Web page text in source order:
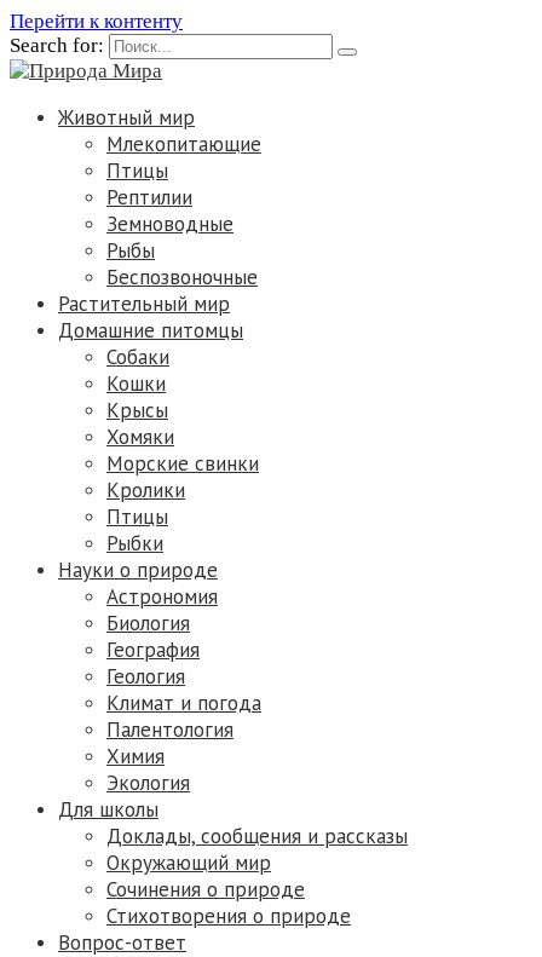
Перейти к контенту
Search for:
Животный мир
Млекопитающие
Птицы
Рептилии
Земноводные
Рыбы
Беспозвоночные
Растительный мир
Домашние питомцы
Собаки
Кошки
Крысы
Хомяки
Морские свинки
Кролики
Птицы
Рыбки
Науки о природе
Астрономия
Биология
География
Геология
Климат и погода
Палентология
Химия
Экология
Для школы
Доклады, сообщения и рассказы
Окружающий мир
Сочинения о природе
Стихотворения о природе
Вопрос-ответ